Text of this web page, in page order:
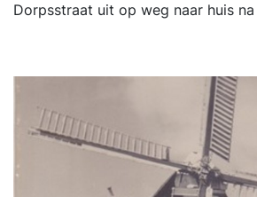
Dorpsstraat uit op weg naar huis